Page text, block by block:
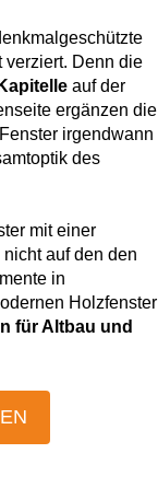
verziert. Denn die
auf der
ergänzen die
irgendwann
des
mit einer
auf den den
in
Holzfenster
für Altbau und